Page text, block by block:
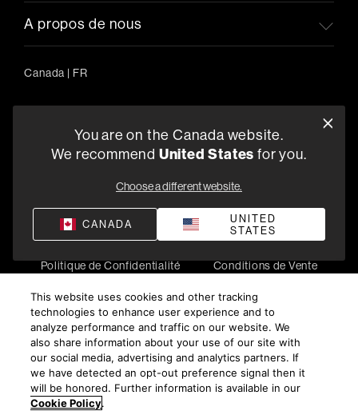
A propos de nous
Canada | FR
5541 Fermi Court Carlsbad, CA 92008
Politique de Confidentialité
Conditions de Vente
© 2026 Harman International Industries, Incorporated. All
rights reserved.
You are on the Canada website.
We recommend United States for you.
Choose a different website.
CANADA
UNITED
STATES
This website uses cookies and other tracking
technologies to enhance user experience and to
analyze performance and traffic on our website. We
also share information about your use of our site with
our social media, advertising and analytics partners. If
we have detected an opt-out preference signal then it
will be honored. Further information is available in our
Cookie Policy.